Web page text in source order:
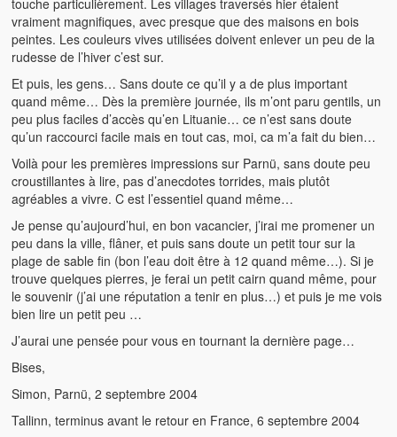
touche particulièrement. Les villages traversés hier étaient
vraiment magnifiques, avec presque que des maisons en bois
peintes. Les couleurs vives utilisées doivent enlever un peu de la
rudesse de l’hiver c’est sur.
Et puis, les gens… Sans doute ce qu’il y a de plus important
quand même… Dès la première journée, ils m’ont paru gentils, un
peu plus faciles d’accès qu’en Lituanie… ce n’est sans doute
qu’un raccourci facile mais en tout cas, moi, ca m’a fait du bien…
Voilà pour les premières impressions sur Parnü, sans doute peu
croustillantes à lire, pas d’anecdotes torrides, mais plutôt
agréables a vivre. C est l’essentiel quand même…
Je pense qu’aujourd’hui, en bon vacancier, j’irai me promener un
peu dans la ville, flâner, et puis sans doute un petit tour sur la
plage de sable fin (bon l’eau doit être à 12 quand même…). Si je
trouve quelques pierres, je ferai un petit cairn quand même, pour
le souvenir (j’ai une réputation a tenir en plus…) et puis je me vois
bien lire un petit peu …
J’aurai une pensée pour vous en tournant la dernière page…
Bises,
Simon, Parnü, 2 septembre 2004
Tallinn, terminus avant le retour en France, 6 septembre 2004